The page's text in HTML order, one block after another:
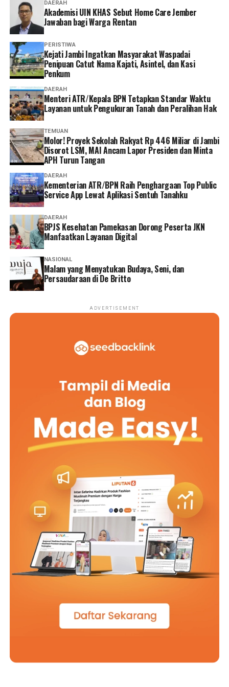
dan keluarga sekaligus mendukung keberlangsungan
Program JKN.
“Menurut saya, layanan non tatap muka ini sangat
memudahkan karena semua urusan administrasi bisa
diakses cukup melalui handphone. Saya berharap ke
depannya layanannya terus dikembangkan agar semakin
mudah digunakan dan kendala teknis bisa semakin
diminimalkan. Dengan begitu, peserta bisa mengurus
administrasi dengan lebih cepat tanpa harus datang dan
mengantre di kantor,” tuturnya. (*)
DAERAH
Akademisi UIN KHAS Sebut Home Care Jember
Jawaban bagi Warga Rentan
PERISTIWA
‎Kejati Jambi Ingatkan Masyarakat Waspadai
Penipuan Catut Nama Kajati, Asintel, dan Kasi
Penkum
DAERAH
Menteri ATR/Kepala BPN Tetapkan Standar Waktu
Layanan untuk Pengukuran Tanah dan Peralihan Hak
TEMUAN
Molor! Proyek Sekolah Rakyat Rp 446 Miliar di Jambi
Disorot LSM, MAI Ancam Lapor Presiden dan Minta
APH Turun Tangan
DAERAH
Kementerian ATR/BPN Raih Penghargaan Top Public
Service App Lewat Aplikasi Sentuh Tanahku
DAERAH
BPJS Kesehatan Pamekasan Dorong Peserta JKN
Manfaatkan Layanan Digital
NASIONAL
Malam yang Menyatukan Budaya, Seni, dan
Persaudaraan di De Britto
ADVERTISEMENT